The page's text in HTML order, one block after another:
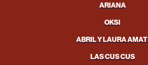
ARIANA
OKSI
ABRIL Y LAURA AMAT
LAS CUS CUS